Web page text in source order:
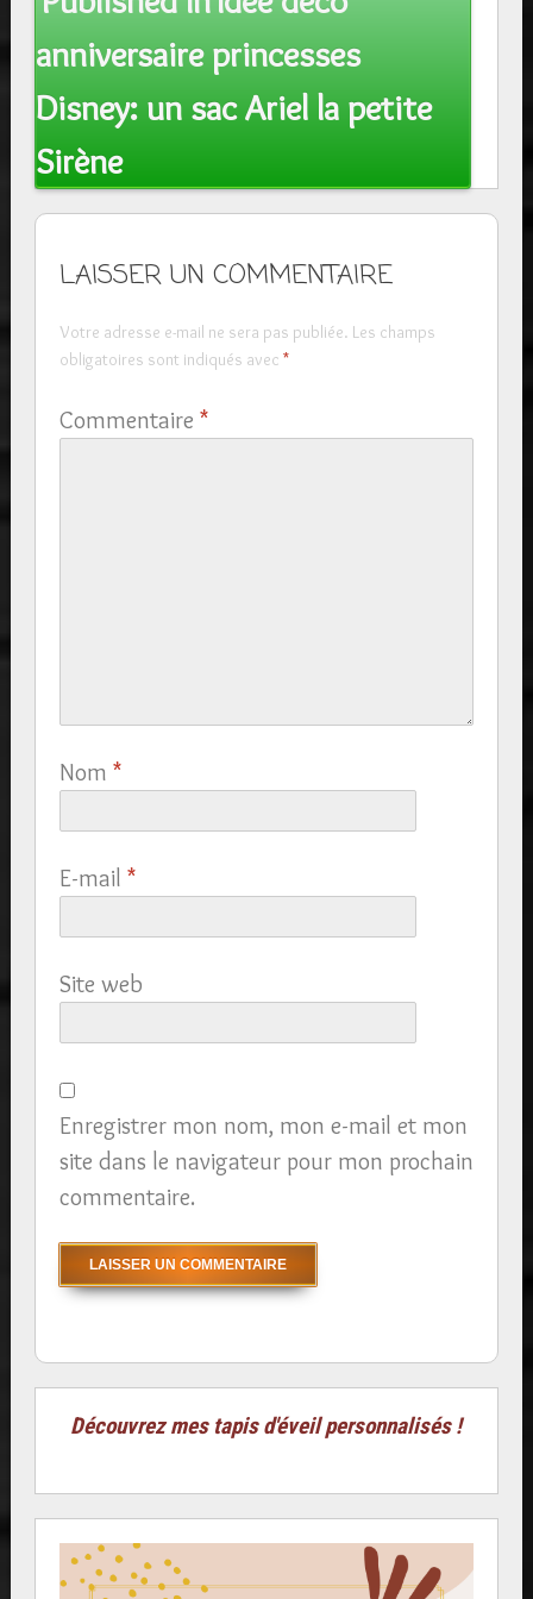
navigation
anniversaire princesses
Disney: un sac Ariel la petite
Sirène
LAISSER UN COMMENTAIRE
Votre adresse e-mail ne sera pas publiée. Les champs
obligatoires sont indiqués avec *
Commentaire *
Nom *
E-mail *
Site web
Enregistrer mon nom, mon e-mail et mon
site dans le navigateur pour mon prochain
commentaire.
Découvrez mes tapis d'éveil personnalisés !